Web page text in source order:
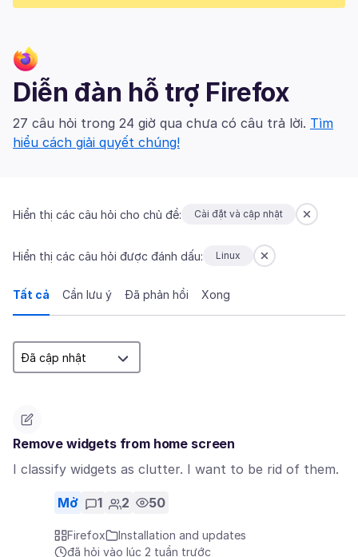
Diễn đàn hỗ trợ Firefox
27 câu hỏi trong 24 giờ qua chưa có câu trả lời. Tìm
hiểu cách giải quyết chúng!
Hiển thị các câu hỏi cho chủ đề: Cài đặt và cập nhật
Hiển thị các câu hỏi được đánh dấu: Linux
Tất cả Cần lưu ý Đã phản hồi Xong
Remove widgets from home screen
I classify widgets as clutter. I want to be rid of them.
Mở 1 2 50
Firefox
Installation and updates
đã hỏi vào lúc 2 tuần trước